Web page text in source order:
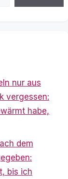
nur aus
vergessen:
habe,
dem
bis ich